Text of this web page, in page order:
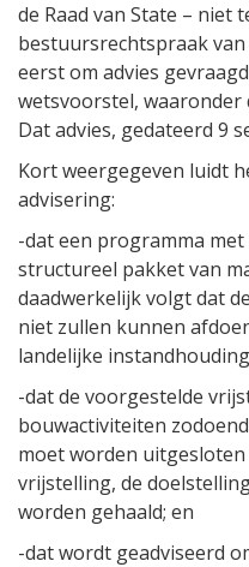
de Raad van State – niet
bestuursrechtspraak van
eerst om advies
wetsvoorstel,
Dat advies, gedateerd 9
Kort weergegeven luidt
advisering:
-dat een programma
structureel pakket van
daadwerkelijk volgt dat
niet zullen kunnen
landelijke
-dat de voorgestelde
bouwactiviteiten
moet worden
vrijstelling, de
worden gehaald; en
-dat wordt geadviseerd